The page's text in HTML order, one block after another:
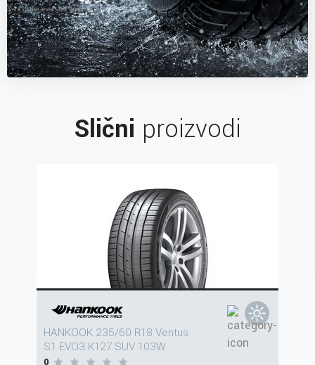
Slični proizvodi
HANKOOK 235/60 R18 Ventus
S1 EVO3 K127 SUV 103W
0